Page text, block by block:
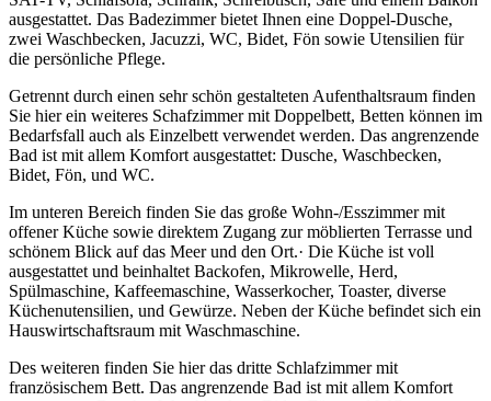
ausgestattet. Das Badezimmer bietet Ihnen eine Doppel-Dusche,
zwei Waschbecken, Jacuzzi, WC, Bidet, Fön sowie Utensilien für
die persönliche Pflege.
Getrennt durch einen sehr schön gestalteten Aufenthaltsraum finden
Sie hier ein weiteres Schafzimmer mit Doppelbett, Betten können im
Bedarfsfall auch als Einzelbett verwendet werden. Das angrenzende
Bad ist mit allem Komfort ausgestattet: Dusche, Waschbecken,
Bidet, Fön, und WC.
Im unteren Bereich finden Sie das große Wohn-/Esszimmer mit
offener Küche sowie direktem Zugang zur möblierten Terrasse und
schönem Blick auf das Meer und den Ort.· Die Küche ist voll
ausgestattet und beinhaltet Backofen, Mikrowelle, Herd,
Spülmaschine, Kaffeemaschine, Wasserkocher, Toaster, diverse
Küchenutensilien, und Gewürze. Neben der Küche befindet sich ein
Hauswirtschaftsraum mit Waschmaschine.
Des weiteren finden Sie hier das dritte Schlafzimmer mit
französischem Bett. Das angrenzende Bad ist mit allem Komfort